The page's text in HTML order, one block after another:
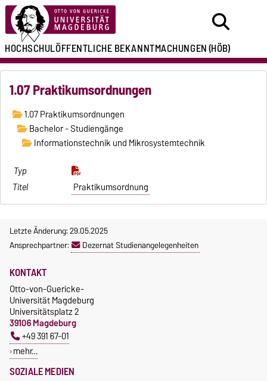
HOCHSCHULÖFFENTLICHEBEKANNTMACHUNGEN(HÖB)
1.07 Praktikumsordnungen
1.07 Praktikumsordnungen
Bachelor - Studiengänge
Informationstechnik und Mikrosystemtechnik
Praktikumsordnung
Letzte Änderung: 29.05.2025
Ansprechpartner:
Dezernat Studienangelegenheiten
SOZIALE MEDIEN
KONTAKT
Otto-von-Guericke-
Universität Magdeburg
Universitätsplatz 2
39106 Magdeburg
+49 391 67-01
mehr…